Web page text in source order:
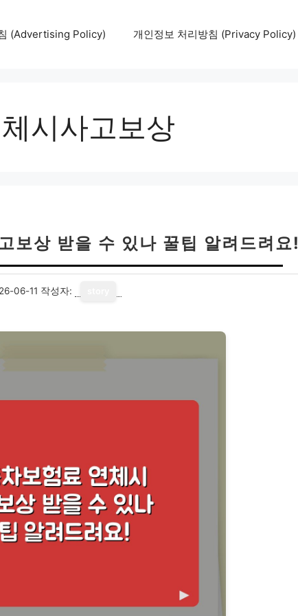
(Advertising Policy) 개인정보 처리방침 (Privacy Policy)
시사고보상
보상 받을 수 있나 꿀팁 알려드려요!
06-11 작성자: